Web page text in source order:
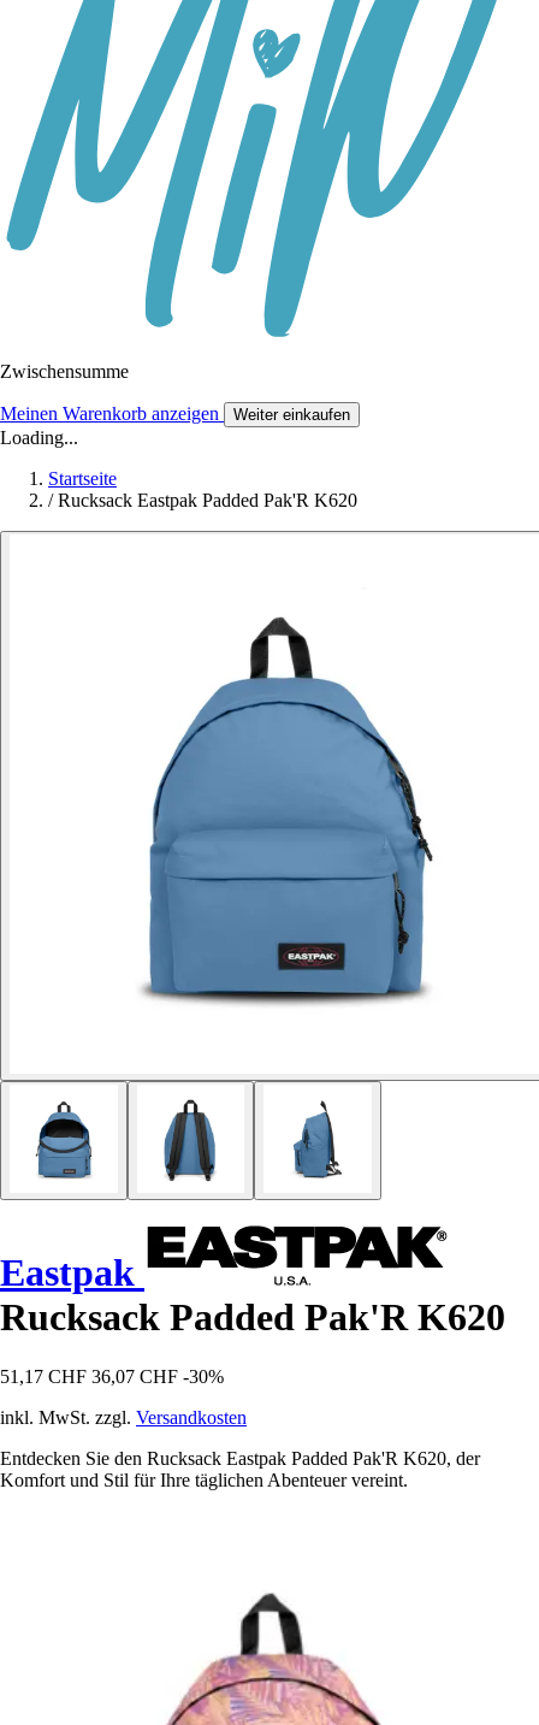
Zwischensumme
Meinen Warenkorb anzeigen Weiter einkaufen
Loading...
Startseite
/ Rucksack Eastpak Padded Pak'R K620
Eastpak
Rucksack Padded Pak'R K620
51,17 CHF 36,07 CHF -30%
inkl. MwSt. zzgl. Versandkosten
Entdecken Sie den Rucksack Eastpak Padded Pak'R K620, der
Komfort und Stil für Ihre täglichen Abenteuer vereint.